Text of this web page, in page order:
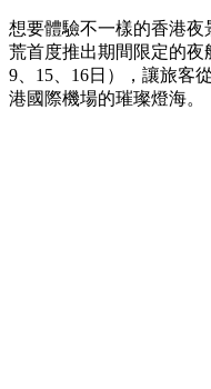
想要體驗不一樣的香港夜
荒首度推出期間限定的夜
9、15、16日），讓旅客
港國際機場的璀璨燈海。